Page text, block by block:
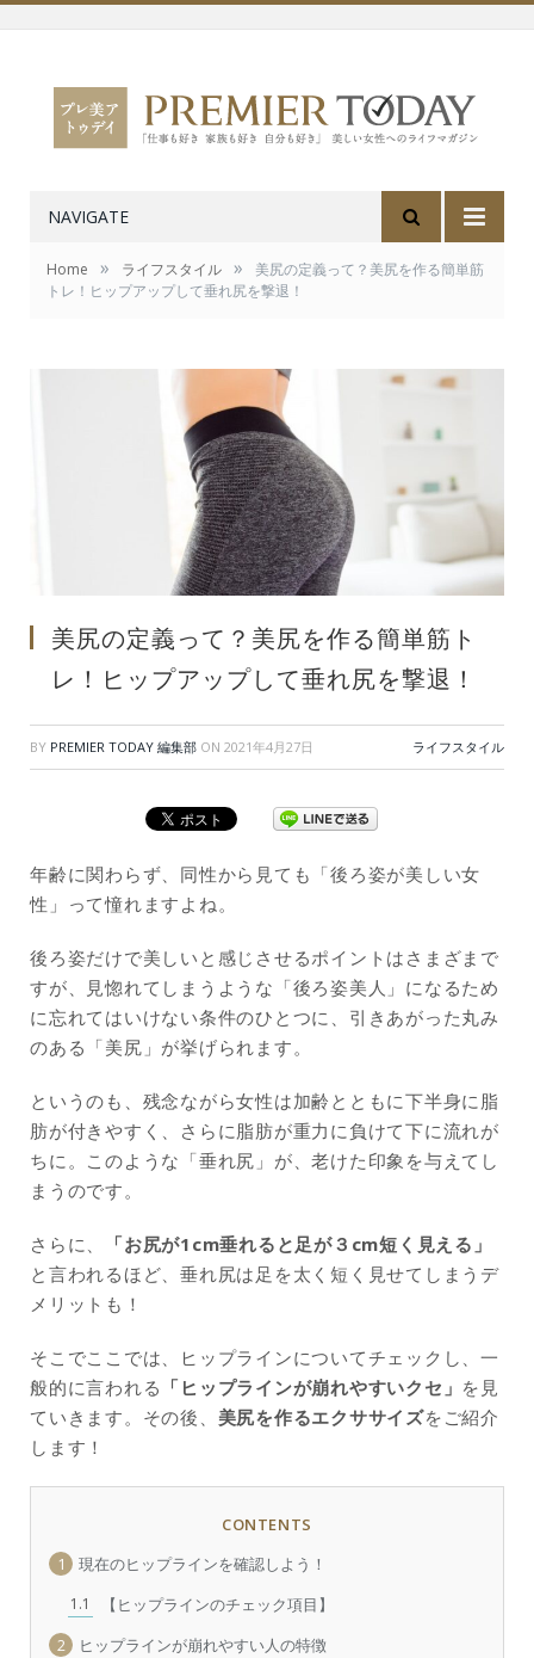
NAVIGATE
Home » ライフスタイル »
美尻の定義って？美尻を作る簡単筋
トレ！ヒップアップして垂れ尻を撃退！
美尻の定義って？美尻を作る簡単筋ト
レ！ヒップアップして垂れ尻を撃退！
BY PREMIER TODAY 編集部 ON 2021年4月27日 ライフスタイル
年齢に関わらず、同性から見ても「後ろ姿が美しい女
性」って憧れますよね。
後ろ姿だけで美しいと感じさせるポイントはさまざまで
すが、見惚れてしまうような「後ろ姿美人」になるため
に忘れてはいけない条件のひとつに、引きあがった丸み
のある「美尻」が挙げられます。
というのも、残念ながら女性は加齢とともに下半身に脂
肪が付きやすく、さらに脂肪が重力に負けて下に流れが
ちに。このような「垂れ尻」が、老けた印象を与えてし
まうのです。
さらに、
「お尻が1cm垂れると足が３cm短く見える」
と言われるほど、垂れ尻は足を太く短く見せてしまうデ
メリットも！
そこでここでは、ヒップラインについてチェックし、一
般的に言われる 「ヒップラインが崩れやすいクセ」 を見
ていきます。その後、 美尻を作るエクササイズをご紹介
します！
CONTENTS
1
現在のヒップラインを確認しよう！
1.1
【ヒップラインのチェック項目】
2
ヒップラインが崩れやすい人の特徴